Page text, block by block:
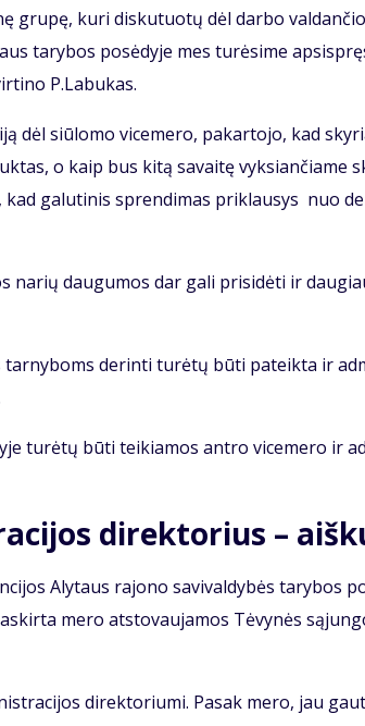
gru­pę, ku­ri dis­ku­tuo­tų dėl dar­bo
ta­ry­bos po­sė­dy­je mes tu­rė­si­me
P.La­bu­kas.
dėl siū­lo­mo vi­ce­me­ro, pa­kar­to­jo, kad
o kaip bus ki­tą sa­vai­tę vyk­sian­čia­me
kad ga­lu­ti­nis spren­di­mas pri­klau­sys nuo
na­rių dau­gu­mos dar ga­li pri­si­dė­ti ir
tar­ny­boms de­rin­ti tu­rė­tų bū­ti pa­teik­ta ir
tu­rė­tų bū­ti tei­kia­mos an­tro vi­ce­me­ro ir
di­rek­to­rius –
Aly­taus ra­jo­no sa­vi­val­dy­bės ta­ry­bos
me­ro at­sto­vau­ja­mos Tė­vy­nės
di­rek­to­riu­mi. Pa­sak me­ro, jau